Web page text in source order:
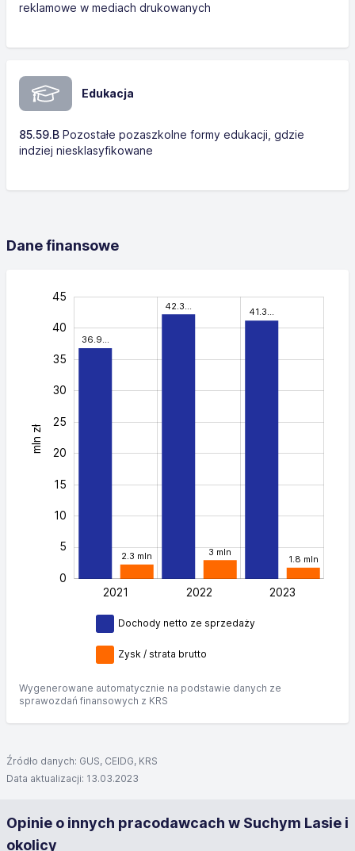
reklamowe w mediach drukowanych
Edukacja
85.59.B Pozostałe pozaszkolne formy edukacji, gdzie
indziej niesklasyfikowane
Dane finansowe
36.9…
42.3…
41.3…
2.3 mln 3 mln
1.8 mln
mln zł
0
5
10
15
20
25
30
35
40
45
L
2021 2022 2023
Dochody netto ze sprzedaży
Zysk / strata brutto
Wygenerowane automatycznie na podstawie danych ze
sprawozdań finansowych z KRS
Źródło danych: GUS, CEIDG, KRS
Data aktualizacji: 13.03.2023
Opinie o innych pracodawcach w Suchym Lasie i
okolicy